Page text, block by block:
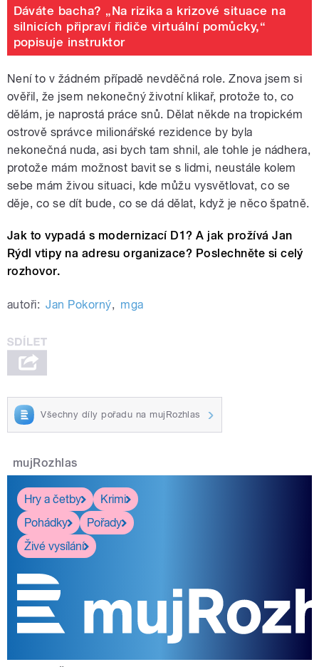
Dáváte bacha? „Na rizika a krizové situace na
silnicích připraví řidiče virtuální pomůcky,“
popisuje instruktor
Není to v žádném případě nevděčná role. Znova jsem si
ověřil, že jsem nekonečný životní klikař, protože to, co
dělám, je naprostá práce snů. Dělat někde na tropickém
ostrově správce milionářské rezidence by byla
nekonečná nuda, asi bych tam shnil, ale tohle je nádhera,
protože mám možnost bavit se s lidmi, neustále kolem
sebe mám živou situaci, kde můžu vysvětlovat, co se
děje, co se dít bude, co se dá dělat, když je něco špatně.
Jak to vypadá s modernizací D1? A jak prožívá Jan
Rýdl vtipy na adresu organizace? Poslechněte si celý
rozhovor.
autoři: Jan Pokorný, mga
Všechny díly pořadu na mujRozhlas
mujRozhlas
Hry a četby
Krimi
Pohádky
Pořady
Živé vysílání